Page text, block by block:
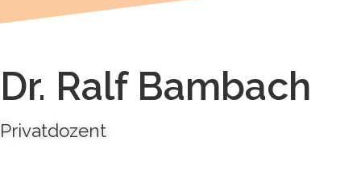
Dr. Ralf Bambach
Privatdozent